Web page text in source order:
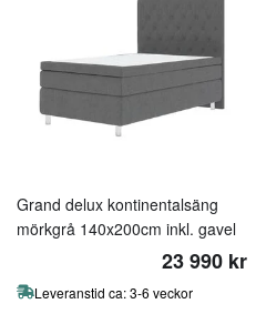
Grand delux kontinentalsäng
mörkgrå 140x200cm inkl. gavel
23 990 kr
Leveranstid ca: 3-6 veckor